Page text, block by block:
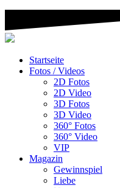
Startseite
Fotos / Videos
2D Fotos
2D Video
3D Fotos
3D Video
360° Fotos
360° Video
VIP
Magazin
Gewinnspiel
Liebe